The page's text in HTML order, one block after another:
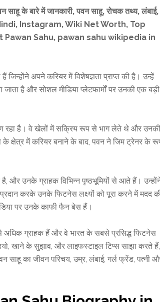
साहू के बारे में जानकारी,पवन साहू,रोचक तथ्य, लंबाई,
Instagram, Wiki Net Worth, Top
Sahu, pawan sahu wikipedia in
अपने करियर में विशेषज्ञता प्राप्त की है। उन्हें
जाता है और सोशल मीडिया प्लेटफार्मों पर उनकी एक
रहा है। वे खेलों में सक्रिय रूप से भाग लेते थे और उनकी
क्षेत्र में करियर बनाने के बाद, पवन ने जिम ट्रेनर के
है, और उनके ग्राहक विभिन्न पृष्ठभूमियों से आते हैं।
करके उनके फिटनेस लक्ष्यों को पूरा करने में मदद
पर उनके काफी फैन बेस हैं।
ग्राहक हैं और वे भारत के सबसे प्रसिद्ध फिटनेस
खाने के सुझाव, और लाइफस्टाइल टिप्स साझा करते
का जीवन परिचय, उम्र, लंबाई, गर्ल फ्रेंड, पत्नी